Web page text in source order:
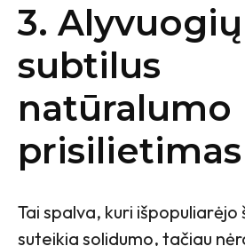
3.
subtilus
natūralumo
prisilietimas
Tai spalva, kuri išpopuliarėjo
suteikia solidumo, tačiau